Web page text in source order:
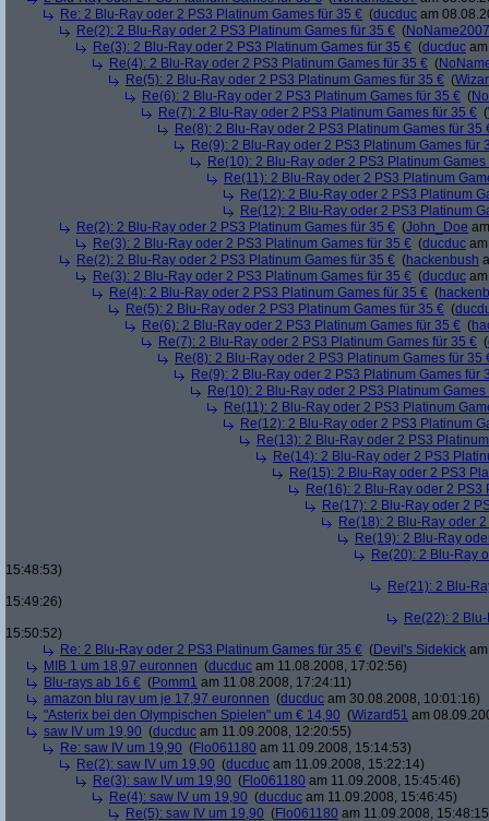
Re: 2 Blu-Ray oder 2 PS3 Platinum Games für 35 € (ducduc am
Re(2): 2 Blu-Ray oder 2 PS3 Platinum Games für 35 € (NoName2007
Re(3): 2 Blu-Ray oder 2 PS3 Platinum Games für 35 € (ducduc
Re(4): 2 Blu-Ray oder 2 PS3 Platinum Games für 35 € (
Re(5): 2 Blu-Ray oder 2 PS3 Platinum Games für 35 € (
Re(6): 2 Blu-Ray oder 2 PS3 Platinum Games für 35 € (
Re(7): 2 Blu-Ray oder 2 PS3 Platinum Games für 35 € (
Re(8): 2 Blu-Ray oder 2 PS3 Platinum Games für 35
Re(9): 2 Blu-Ray oder 2 PS3 Platinum Games für
Re(10): 2 Blu-Ray oder 2 PS3 Platinum Games
Re(11): 2 Blu-Ray oder 2 PS3 Platinum
Re(12): 2 Blu-Ray oder 2 PS3 Platinum
Re(12): 2 Blu-Ray oder 2 PS3 Platinum
Re(2): 2 Blu-Ray oder 2 PS3 Platinum Games für 35 € (John_Doe
Re(3): 2 Blu-Ray oder 2 PS3 Platinum Games für 35 € (ducduc
Re(2): 2 Blu-Ray oder 2 PS3 Platinum Games für 35 € (hackenbush
Re(3): 2 Blu-Ray oder 2 PS3 Platinum Games für 35 € (ducduc
Re(4): 2 Blu-Ray oder 2 PS3 Platinum Games für 35 € (
Re(5): 2 Blu-Ray oder 2 PS3 Platinum Games für 35 € (
Re(6): 2 Blu-Ray oder 2 PS3 Platinum Games für 35 € (
Re(7): 2 Blu-Ray oder 2 PS3 Platinum Games für 35 € (
Re(8): 2 Blu-Ray oder 2 PS3 Platinum Games für 35
Re(9): 2 Blu-Ray oder 2 PS3 Platinum Games für
Re(10): 2 Blu-Ray oder 2 PS3 Platinum Games
Re(11): 2 Blu-Ray oder 2 PS3 Platinum
Re(12): 2 Blu-Ray oder 2 PS3 Platinum
Re(13): 2 Blu-Ray oder 2 PS3
Re(14): 2 Blu-Ray oder 2 PS3
Re(15): 2 Blu-Ray oder 2 PS3
Re(16): 2 Blu-Ray oder 2 PS3
Re(17): 2 Blu-Ray oder 2
Re(18): 2 Blu-Ray oder
Re(19): 2 Blu-Ray
Re(20): 2 Blu-Ray
15:48:53)
Re(21): 2 Blu-
15:49:26)
Re(22): 2
15:50:52)
Re: 2 Blu-Ray oder 2 PS3 Platinum Games für 35 € (Devil's Sidekick
MIB 1 um 18,97 euronnen (ducduc am 11.08.2008, 17:02:56)
Blu-rays ab 16 € (Pomm1 am 11.08.2008, 17:24:11)
amazon blu ray um je 17,97 euronnen (ducduc am 30.08.2008, 10:01:16)
"Asterix bei den Olympischen Spielen" um € 14,90 (Wizard51 am
saw IV um 19,90 (ducduc am 11.09.2008, 12:20:55)
Re: saw IV um 19,90 (Flo061180 am 11.09.2008, 15:14:53)
Re(2): saw IV um 19,90 (ducduc am 11.09.2008, 15:22:14)
Re(3): saw IV um 19,90 (Flo061180 am 11.09.2008, 15:45:46)
Re(4): saw IV um 19,90 (ducduc am 11.09.2008, 15:46:45)
Re(5): saw IV um 19,90 (Flo061180 am 11.09.2008,